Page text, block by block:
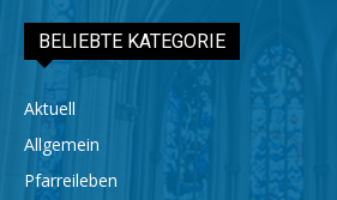
BELIEBTE KATEGORIE
Aktuell
Allgemein
Pfarreileben